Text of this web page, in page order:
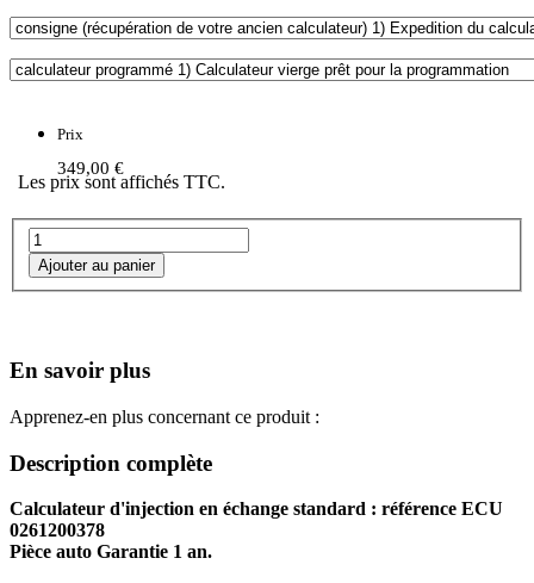
Prix
349,00 €
Les prix sont affichés TTC.
En savoir plus
Apprenez-en plus concernant ce produit :
Description complète
Calculateur d'injection en échange standard : référence ECU
0261200378
Pièce auto Garantie 1 an.